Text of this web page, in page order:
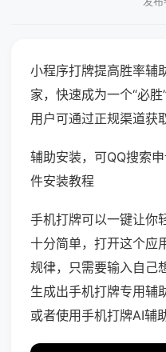
小程序打牌提高胜率辅
家，快速成为一个“必
用户可通过正规渠道获
辅助安装，可QQ搜索
件安装教程
手机打牌可以一键让你
十分简单，打开这个应
规律，只需要输入自己
生成出手机打牌专用辅
或者使用手机打牌AI辅